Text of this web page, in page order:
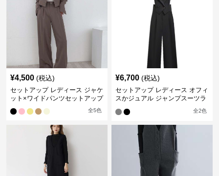
¥4,500 (税込)
セットアップ レディース ジャケ
ット×ワイドパンツセットアップ
全5色
¥6,700 (税込)
セットアップ レディース オフィ
スかジュアル ジャンプスーツラ
全2色